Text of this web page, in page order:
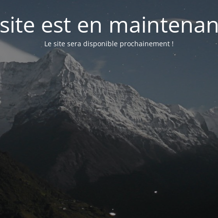
est en
Le site sera disponible prochainement !